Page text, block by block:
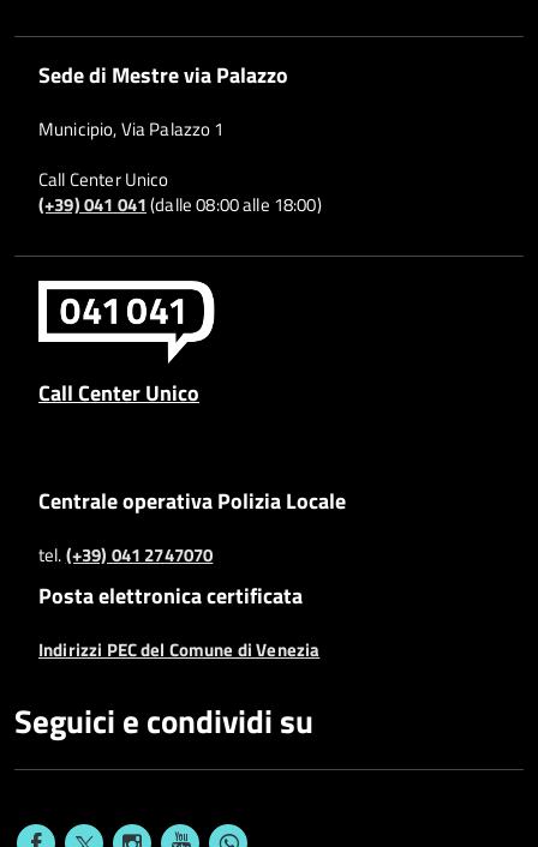
Sede di Mestre via Palazzo
Municipio, Via Palazzo 1
Call Center Unico
(+39) 041 041(dalle 08:00 alle 18:00)
Call Center Unico
Centrale operativa Polizia Locale
tel.(+39) 041 2747070
Posta elettronica certificata
Indirizzi PEC del Comune di Venezia
Seguici e condividi su